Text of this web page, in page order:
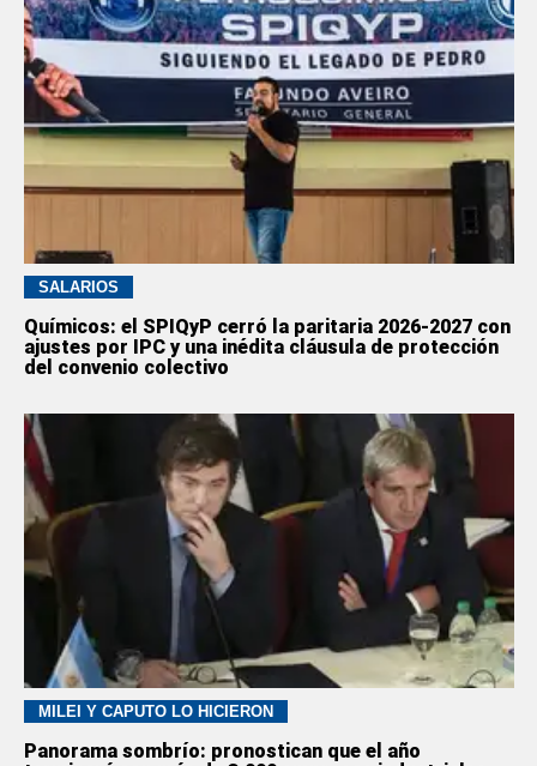
SALARIOS
Químicos: el SPIQyP cerró la paritaria 2026-2027 con
ajustes por IPC y una inédita cláusula de protección
del convenio colectivo
MILEI Y CAPUTO LO HICIERON
Panorama sombrío: pronostican que el año